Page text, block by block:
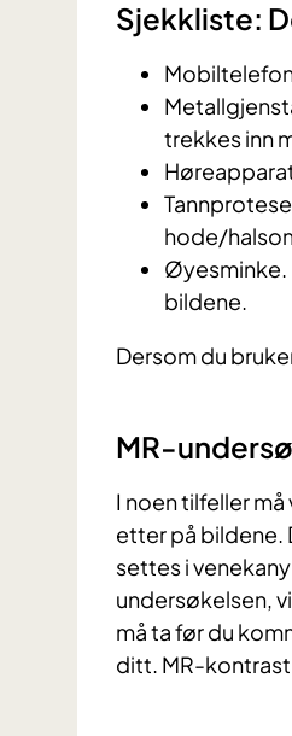
Sjekkliste:
trekkes inn
hode/
Øyesminke.
bildene.
Dersom du
MR-
I noen tilfeller
etter på bildene.
settes i
undersøkelsen,
må ta før du
ditt. MR-kontrast